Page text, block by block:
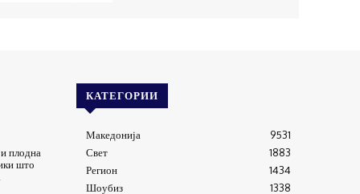
плодна
што
КАТЕГОРИИ
Македонија
9531
Свет
1883
Регион
1434
Шоубиз
1338